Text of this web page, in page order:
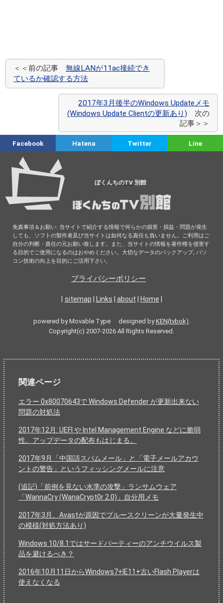
＜＜前の記事 無線LANが11ac接続でき
ているか確認する方法
2017年3月後半のWindows Updateメモ
(Windows Update Clientの更新あり) 次の
記事＞＞
Facebook Hatena Twitter Line
ぼくんちのTV 別館
免責事項＆お願い: 当サイトで紹介する情報で何らかの損害・損益・問題が発生
しても、ソフトの製作者及び当サイトは如何なる責任も負いません。ご利用はご
自分の判断・責任の元お願い致します。また、当サイトの情報を著作権を侵害す
る目的でご使用になるのはおやめください。大切なデータのバックアップ, パソ
コン技術の向上を目的にご活用下さい。
プライバシーポリシー
sitemap Links about Home
powered by Movable Type designed byKEN(tvbok)
Copyright(c) 2007-2026 All Rights Reserved.
関連ページ
エラー 0x80070643で Windows Defender が更新出来ない
問題の対処法
2017年12月: UEFI や Intel Management Engine などに脆弱
性。アップデータの配布もはじまる。
2017年9月「中国語スパムメール」と「電子メールアカウ
ントの警告」というフィッシングメールに注意
(追記)「前例を見ない水準の攻撃」ランサムウェア
「WannaCry (WanaCrypt0r 2.0)」自分用メモ
2017年3月、Avastが原因でブルースクリーンが大量発生中
の模様(対処方法あり)
Windows 10/8.1ではサードパーティーのアンチウイルス製
品を避けるべき？
2016年10月11日からWindows7+IE11+古いFlash Playerは
使えなくなる